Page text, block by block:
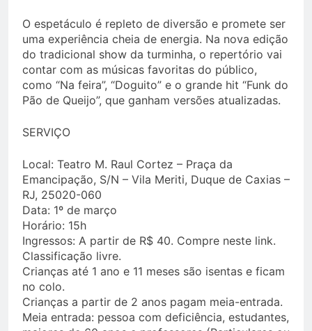
O espetáculo é repleto de diversão e promete ser
uma experiência cheia de energia. Na nova edição
do tradicional show da turminha, o repertório vai
contar com as músicas favoritas do público,
como “Na feira”, “Doguito” e o grande hit “Funk do
Pão de Queijo”, que ganham versões atualizadas.
SERVIÇO
Local: Teatro M. Raul Cortez – Praça da
Emancipação, S/N – Vila Meriti, Duque de Caxias –
RJ, 25020-060
Data: 1º de março
Horário: 15h
Ingressos: A partir de R$ 40. Compre neste link.
Classificação livre.
Crianças até 1 ano e 11 meses são isentas e ficam
no colo.
Crianças a partir de 2 anos pagam meia-entrada.
Meia entrada: pessoa com deficiência, estudantes,